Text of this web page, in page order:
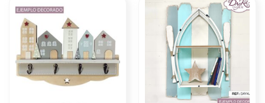
múltiples
variantes.
Las
opciones
se
pueden
elegir